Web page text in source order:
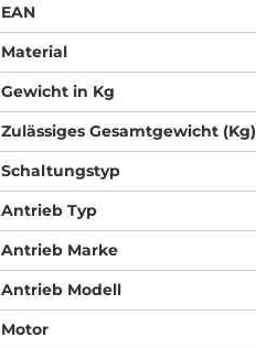
EAN
Material
Gewicht in Kg
Zulässiges Gesamtgewicht (Kg)
Schaltungstyp
Antrieb Typ
Antrieb Marke
Antrieb Modell
Motor